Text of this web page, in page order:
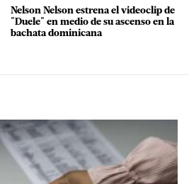
Nelson Nelson estrena el videoclip de
"Duele" en medio de su ascenso en la
bachata dominicana